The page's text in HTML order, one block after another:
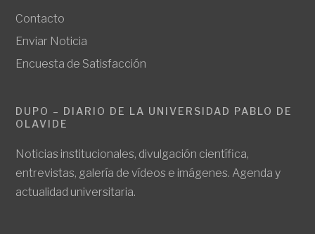
Contacto
Enviar Noticia
Encuesta de Satisfacción
DUPO – DIARIO DE LA UNIVERSIDAD PABLO DE
OLAVIDE
Noticias institucionales, divulgación científica,
entrevistas, galería de vídeos e imágenes. Agenda y
actualidad universitaria.